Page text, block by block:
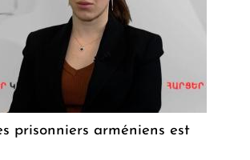
prisonniers arméniens est